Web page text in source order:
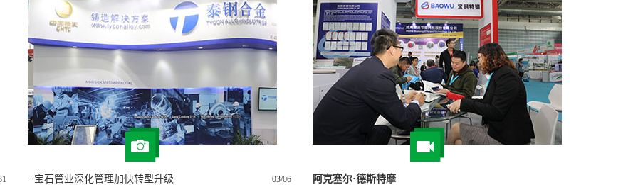
· 宝石管业深化管理加快转型升级 03/06
阿克塞尔·德斯特摩